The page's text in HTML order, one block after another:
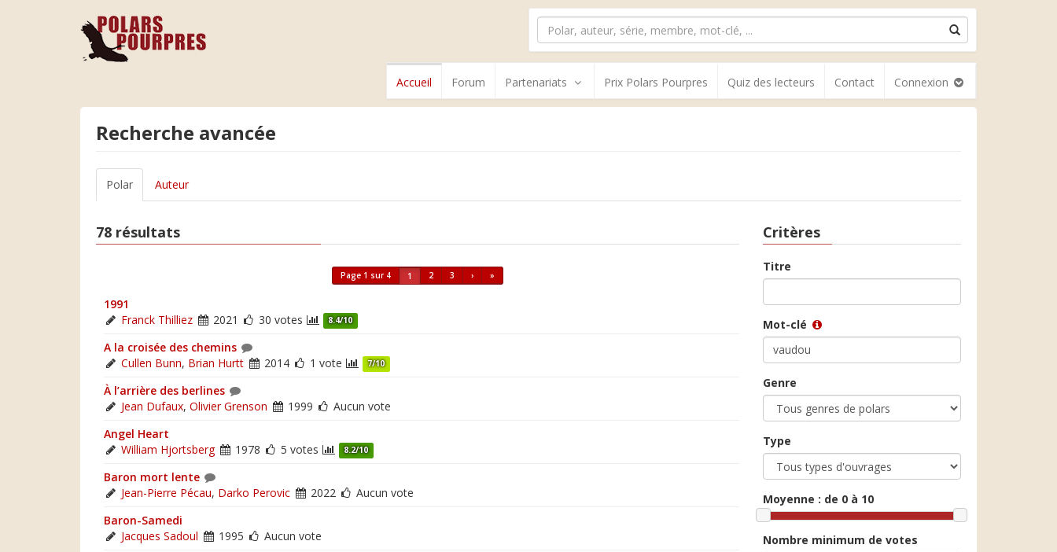
Accueil Forum Partenariats Prix Polars Pourpres Quiz des lecteurs Contact Connexion
Recherche avancée
Polar Auteur
78 résultats
Page 1 sur 4 1 2 3 › »
1991
Franck Thilliez
2021 30 votes 8.4/10
A la croisée des chemins
Cullen Bunn, Brian Hurtt 2014 1 vote 7/10
À l’arrière des berlines
Jean Dufaux, Olivier Grenson 1999
Aucun vote
Angel Heart
William Hjortsberg
1978 5 votes 8.2/10
Baron mort lente
Jean-Pierre Pécau, Darko Perovic 2022
Aucun vote
Baron-Samedi
Jacques Sadoul
1995
Aucun vote
Critères
Titre
Mot-clé
Genre
Type
Moyenne : de 0 à 10
Nombre minimum de votes